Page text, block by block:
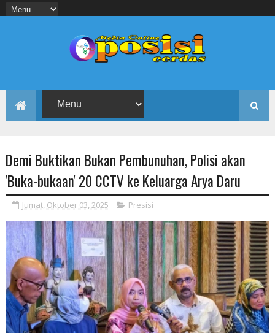
Demi Buktikan Bukan Pembunuhan, Polisi akan
'Buka-bukaan' 20 CCTV ke Keluarga Arya Daru
Jumat, Oktober 03, 2025 Presisi